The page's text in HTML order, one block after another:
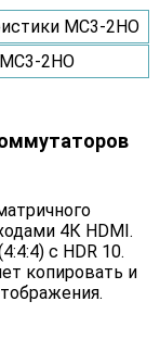
MC3-2HO
2HO
4К HDMI.
с HDR 10.
копировать и